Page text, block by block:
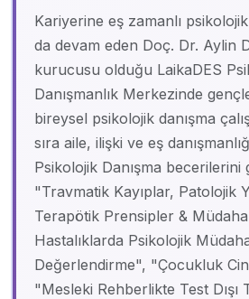
Kariyerine eş zamanlı
da devam eden Doç. Dr. Aylin
kurucusu olduğu LaikaDES
Danışmanlık Merkezinde
bireysel psikolojik danışma
sıra aile, ilişki ve eş
Psikolojik Danışma becerilerini
"Travmatik Kayıplar, Patolojik
Terapötik Prensipler &
Hastalıklarda Psikolojik
Değerlendirme", "Çocukluk
"Mesleki Rehberlikte Test Dışı